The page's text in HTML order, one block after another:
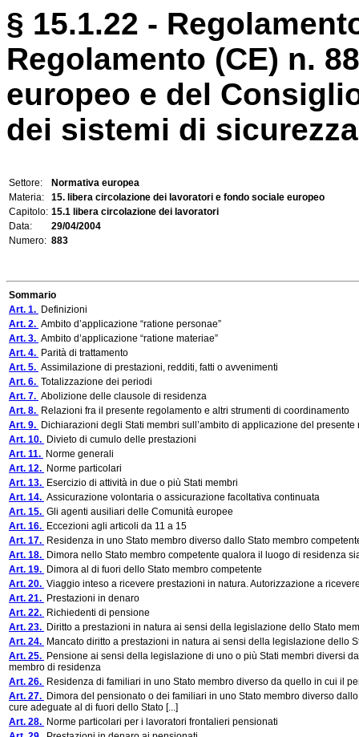
§ 15.1.22 -
Regolamento (CE) n.
europeo e del
dei sistemi di
Settore:
Normativa europea
Materia:
15. libera circolazione dei lavoratori e fondo sociale europeo
Capitolo: 15.1 libera circolazione dei lavoratori
Data:
29/04/2004
Numero: 883
Sommario
Art. 1. Definizioni
Art. 2. Ambito d’applicazione “ratione personae”
Art. 3. Ambito d’applicazione “ratione materiae”
Art. 4. Parità di trattamento
Art. 5. Assimilazione di prestazioni, redditi, fatti o avvenimenti
Art. 6. Totalizzazione dei periodi
Art. 7. Abolizione delle clausole di residenza
Art. 8. Relazioni fra il presente regolamento e altri strumenti di coordinamento
Art. 9. Dichiarazioni degli Stati membri sull’ambito di applicazione del presente
Art. 10. Divieto di cumulo delle prestazioni
Art. 11. Norme generali
Art. 12. Norme particolari
Art. 13. Esercizio di attività in due o più Stati membri
Art. 14. Assicurazione volontaria o assicurazione facoltativa continuata
Art. 15. Gli agenti ausiliari delle Comunità europee
Art. 16. Eccezioni agli articoli da 11 a 15
Art. 17. Residenza in uno Stato membro diverso dallo Stato membro
Art. 18. Dimora nello Stato membro competente qualora il luogo di residenza
Art. 19. Dimora al di fuori dello Stato membro competente
Art. 20. Viaggio inteso a ricevere prestazioni in natura. Autorizzazione a
Art. 21. Prestazioni in denaro
Art. 22. Richiedenti di pensione
Art. 23. Diritto a prestazioni in natura ai sensi della legislazione dello Stato
Art. 24. Mancato diritto a prestazioni in natura ai sensi della legislazione dello
Art. 25. Pensione ai sensi della legislazione di uno o più Stati membri diversi
membro di residenza
Art. 26. Residenza di familiari in uno Stato membro diverso da quello in cui il
Art. 27. Dimora del pensionato o dei familiari in uno Stato membro diverso
cure adeguate al di fuori dello Stato [...]
Art. 28. Norme particolari per i lavoratori frontalieri pensionati